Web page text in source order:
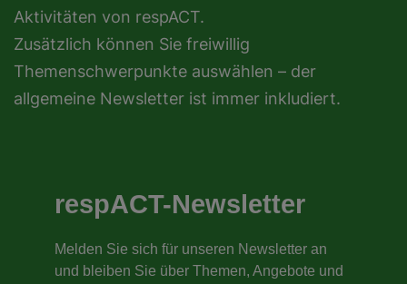
Aktivitäten von respACT.
Zusätzlich können Sie freiwillig
Themenschwerpunkte auswählen – der
allgemeine Newsletter ist immer inkludiert.